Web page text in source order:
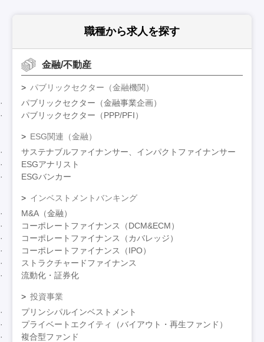
職種から求人を探す
金融/不動産
パブリックセクター（金融機関）
パブリックセクター（金融事業企画）
パブリックセクター（PPP/PFI）
ESG関連（金融）
サステナブルファイナンサー、インパクトファイナンサー
ESGアナリスト
ESGバンカー
インベストメントバンキング
M&A（金融）
コーポレートファイナンス（DCM&ECM）
コーポレートファイナンス（カバレッジ）
コーポレートファイナンス（IPO）
ストラクチャードファイナンス
流動化・証券化
投資事業
プリンシパルインベストメント
プライベートエクイティ（バイアウト・再生ファンド）
複合型ファンド